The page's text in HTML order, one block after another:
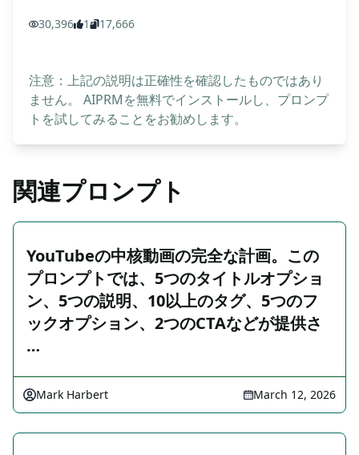
30,396 1 17,666
注意：上記の説明は正確性を確認したものではあり
ません。 AIPRMを無料でインストールし、プロンプ
トを試してみることをお勧めします。
関連プロンプト
YouTubeの中核動画の完全な計画。この
プロンプトでは、5つのタイトルオプショ
ン、5つの説明、10以上のタグ、5つのフ
ックオプション、2つのCTAなどが提供さ
…
Mark Harbert March 12, 2026